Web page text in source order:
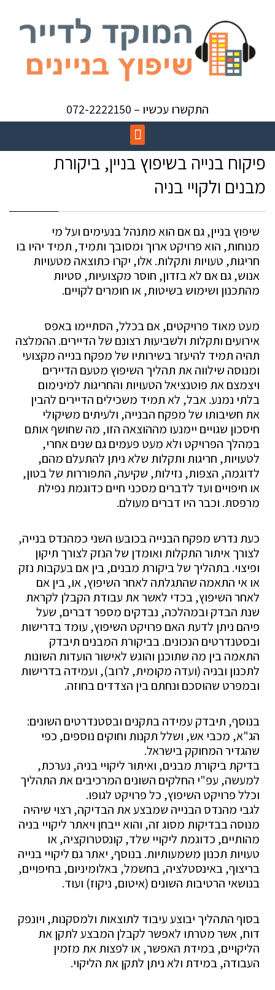
התקשרו עכשיו – 072-2222150
פיקוח בנייה בשיפוץ בניין, ביקורת
מבנים ולקויי בניה
שיפוץ בניין, גם אם הוא מתנהל בנעימים ועל מי
מנוחות, הוא פרויקט ארוך ומסובך ותמיד, תמיד יהיו בו
חריגות, טעויות ותקלות. אלו, יקרו כתוצאה מטעויות
אנוש, גם אם לא בזדון, חוסר מקצועיות, סטיות
מהתכנון ושימוש בשיטות, או חומרים לקויים.
מעט מאוד פרויקטים, אם בכלל, הסתיימו באפס
אירועים ותקלות ולשביעות רצונם של הדיירים. ההמלצה
תהיה תמיד להיעזר בשירותיו של מפקח בנייה מקצועי
ומנוסה שילווה את תהליך השיפוץ מטעם הדיירים
ויצמצם את פוטנציאל הטעויות והחריגות למינימום
בלתי נמנע. אבל, לא תמיד משכילים הדיירים להבין
את חשיבותו של מפקח הבנייה, ולעיתים משיקולי
חיסכון שגויים יימנעו מההוצאה הזו, מה שחושף אותם
במהלך הפרויקט ולא מעט פעמים גם שנים אחרי,
לטעויות, חריגות ותקלות שלא ניתן להתעלם מהם,
לדוגמה, הצפות, נזילות, שקיעה, התפוררות של בטון,
או חיפויים ועד לדברים מסכני חיים כדוגמת נפילת
מרפסת. וכבר היו דברים מעולם.
כעת נדרש מפקח הבנייה בכובעו השני כמהנדס בנייה,
לצורך איתור התקלות ואומדן של הנזק לצורך תיקון
ופיצוי. בתהליך של ביקורת מבנים, בין אם בעקבות נזק
או אי התאמה שהתגלתה לאחר השיפוץ, או, בין אם
לאחר השיפוץ, בכדי לאשר את עבודת הקבלן לקראת
שנת הבדק ובמהלכה, נבדקים מספר דברים, שעל
פיהם ניתן לדעת האם פרויקט השיפוץ, עומד בדרישות
ובסטנדרטים הנכונים. בביקורת המבנים תיבדק
התאמה בין מה שתוכנן והוגש לאישור הועדות השונות
לתכנון ובניה (ועדה מקומית, לרוב), ועמידה בדרישות
ובמפרט שהוסכם ונחתם בין הצדדים בחוזה.
בנוסף, תיבדק עמידה בתקנים ובסטנדרטים השונים:
הג"א, מכבי אש, ושלל תקנות וחוקים נוספים, כפי
שהגדיר המחוקק בישראל.
בדיקת ביקורת מבנים, ואיתור ליקויי בניה, נערכת,
למעשה, עפ"י החלקים השונים המרכיבים את התהליך
וכלל פרויקט השיפוץ, כל פרויקט לגופו.
לגבי מהנדס הבנייה שמבצע את הבדיקה, רצוי שיהיה
מנוסה בבדיקות מסוג זה, והוא ייבחן ויאתר ליקויי בניה
מהותיים, כדוגמת ליקויי שלד, קונסטרוקציה, או
טעויות תכנון משמעותיות. בנוסף, יאתר גם ליקויי בנייה
בריצוף, באינסטלציה, בחשמל, באלומיניום, בחיפויים,
בנושאי הרטיבות השונים (איטום, ניקוז) ועוד.
בסוף התהליך יבוצע עיבוד לתוצאות ולמסקנות, ויונפק
דוח, אשר מטרתו לאפשר לקבלן המבצע לתקן את
הליקויים, במידת האפשר, או לפצות את מזמין
העבודה, במידת ולא ניתן לתקן את הליקוי.